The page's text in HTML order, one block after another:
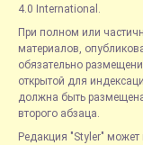
4.0 International.
При полном или
материалов,
обязательно
открытой для
должна быть
второго абзаца.
Редакция "Styler" может